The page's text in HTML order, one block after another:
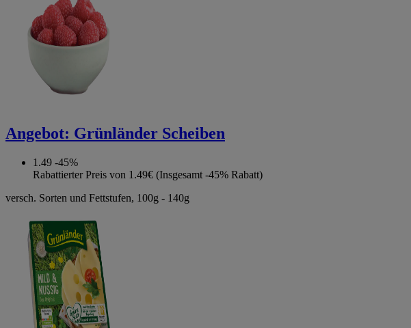
Angebot: Grünländer Scheiben
1.49 -45%
Rabattierter Preis von 1.49€ (Insgesamt -45% Rabatt)
versch. Sorten und Fettstufen, 100g - 140g